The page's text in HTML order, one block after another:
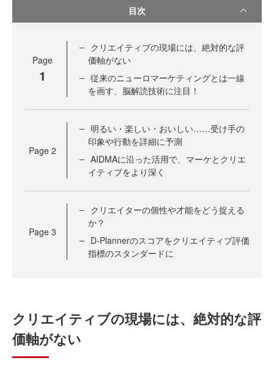
目次
Page
1
クリエイティブの現場には、絶対的な評
価軸がない
従来のニューロマーケティングとは一線
を画す、脳解読技術に注目！
Page 2
明るい・楽しい・おいしい……受け手の
印象や行動を詳細に予測
AIDMAに沿った活用で、マーケとクリエ
イティブをより深く
Page 3
クリエイターの個性や才能をどう捉える
か？
D-Plannerのスコアをクリエイティブ評価
指標のスタンダードに
クリエイティブの現場には、絶対的な評
価軸がない